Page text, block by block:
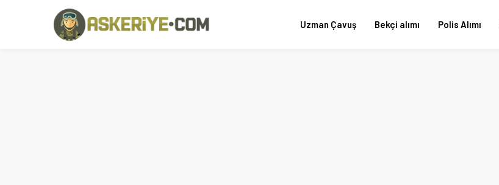
Uzman Çavuş Bekçi alımı Polis Alımı